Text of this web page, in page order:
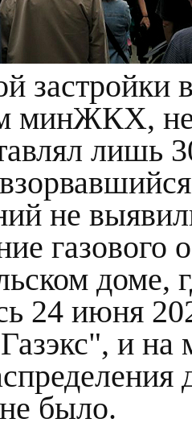
застройки
минЖКХ,
лишь
не
газового
доме,
24 июня
и на
было.